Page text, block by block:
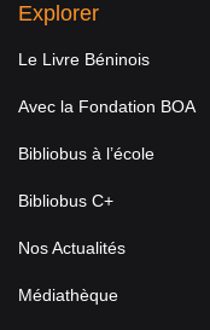
Explorer
Le Livre Béninois
Avec la Fondation BOA
Bibliobus à l’école
Bibliobus C+
Nos Actualités
Médiathèque